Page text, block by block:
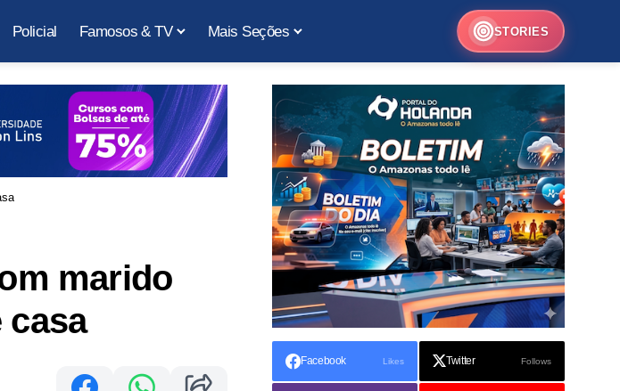
Policial Famosos & TV Mais Seções STORIES
marido
casa
Facebook Likes Twitter Follows